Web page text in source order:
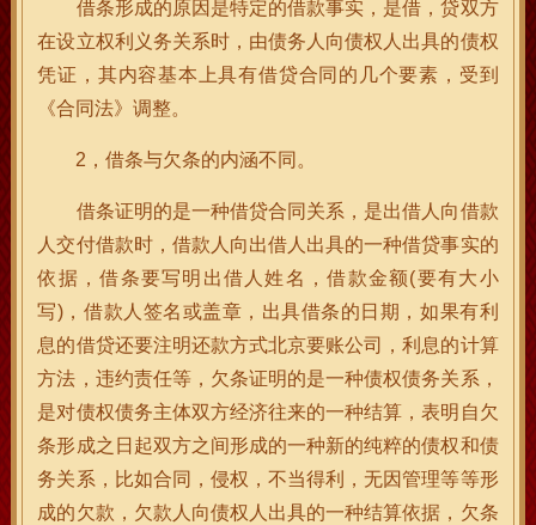
借条形成的原因是特定的借款事实，是借，贷双方
在设立权利义务关系时，由债务人向债权人出具的债权
凭证，其内容基本上具有借贷合同的几个要素，受到
《合同法》调整。
2，借条与欠条的内涵不同。
借条证明的是一种借贷合同关系，是出借人向借款
人交付借款时，借款人向出借人出具的一种借贷事实的
依据，借条要写明出借人姓名，借款金额(要有大小
写)，借款人签名或盖章，出具借条的日期，如果有利
息的借贷还要注明还款方式北京要账公司，利息的计算
方法，违约责任等，欠条证明的是一种债权债务关系，
是对债权债务主体双方经济往来的一种结算，表明自欠
条形成之日起双方之间形成的一种新的纯粹的债权和债
务关系，比如合同，侵权，不当得利，无因管理等等形
成的欠款，欠款人向债权人出具的一种结算依据，欠条